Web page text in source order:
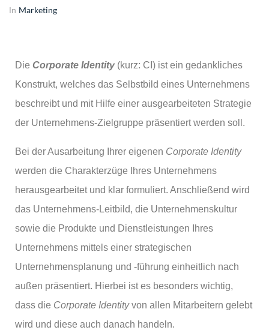
In Marketing
Die Corporate Identity(kurz: CI) ist ein gedankliches
Konstrukt, welches das Selbstbild eines Unternehmens
beschreibt und mit Hilfe einer ausgearbeiteten Strategie
der Unternehmens-Zielgruppe präsentiert werden soll.
Bei der Ausarbeitung Ihrer eigenen Corporate Identity
werden die Charakterzüge Ihres Unternehmens
herausgearbeitet und klar formuliert. Anschließend wird
das Unternehmens-Leitbild, die Unternehmenskultur
sowie die Produkte und Dienstleistungen Ihres
Unternehmens mittels einer strategischen
Unternehmensplanung und -führung einheitlich nach
außen präsentiert. Hierbei ist es besonders wichtig,
dass die Corporate Identityvon allen Mitarbeitern gelebt
wird und diese auch danach handeln.